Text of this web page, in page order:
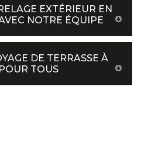
EXTÉRIEUR EN
NOTRE ÉQUIPE
DE TERRASSE À
TOUS